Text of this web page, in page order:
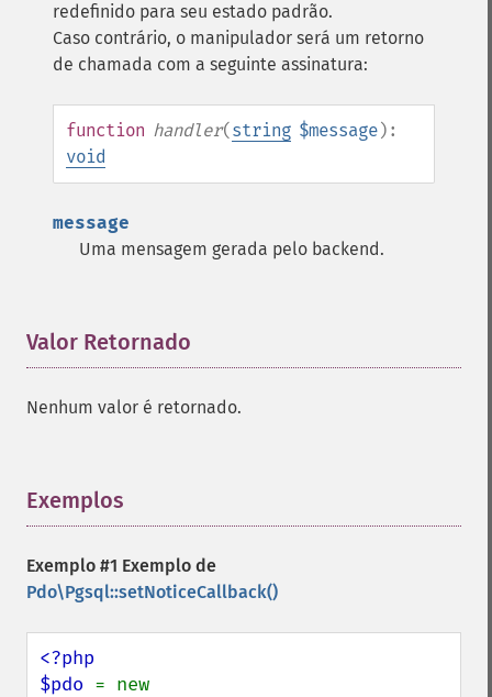
redefinido para seu estado padrão.
Caso contrário, o manipulador será um retorno
de chamada com a seguinte assinatura:
function handler(string $message):
void
message
Uma mensagem gerada pelo backend.
Valor Retornado
Nenhum valor é retornado.
Exemplos
Exemplo #1 Exemplo de
Pdo\Pgsql::setNoticeCallback()
<?php
$pdo